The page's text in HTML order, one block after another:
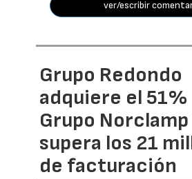
ver/escribir
Grupo Redondo
adquiere el 51%
Grupo
supera los 21
de facturación